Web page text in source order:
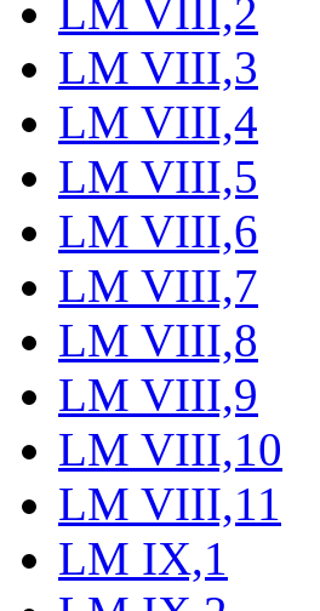
LM VIII,2
LM VIII,3
LM VIII,4
LM VIII,5
LM VIII,6
LM VIII,7
LM VIII,8
LM VIII,9
LM VIII,10
LM VIII,11
LM IX,1